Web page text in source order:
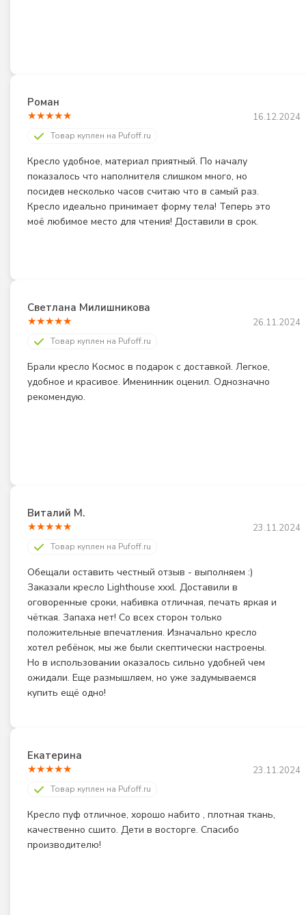
Роман
16.12.2024
★★★★★
Товар куплен на Pufoff.ru
Кресло удобное, материал приятный. По началу
показалось что наполнителя слишком много, но
посидев несколько часов считаю что в самый раз.
Кресло идеально принимает форму тела! Теперь это
моё любимое место для чтения! Доставили в срок.
Светлана Милишникова
26.11.2024
★★★★★
Товар куплен на Pufoff.ru
Брали кресло Космос в подарок с доставкой. Легкое,
удобное и красивое. Именинник оценил. Однозначно
рекомендую.
Виталий М.
23.11.2024
★★★★★
Товар куплен на Pufoff.ru
Обещали оставить честный отзыв - выполняем :)
Заказали кресло Lighthouse xxxl. Доставили в
оговоренные сроки, набивка отличная, печать яркая и
чёткая. Запаха нет! Со всех сторон только
положительные впечатления. Изначально кресло
хотел ребёнок, мы же были скептически настроены.
Но в использовании оказалось сильно удобней чем
ожидали. Еще размышляем, но уже задумываемся
купить ещё одно!
Екатерина
23.11.2024
★★★★★
Товар куплен на Pufoff.ru
Кресло пуф отличное, хорошо набито , плотная ткань,
качественно сшито. Дети в восторге. Спасибо
производителю!